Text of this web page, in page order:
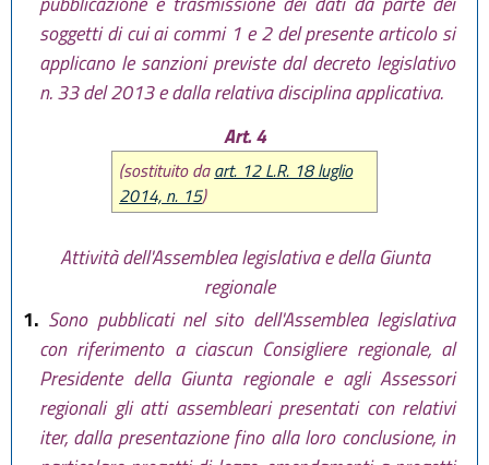
soggetti di cui ai commi 1 e 2 del presente articolo si
applicano le sanzioni previste dal decreto legislativo
n. 33 del 2013 e dalla relativa disciplina applicativa.
Art. 4
(sostituito daart. 12 L.R. 18 luglio
2014, n. 15)
Attività dell'Assemblea legislativa e della Giunta
regionale
1. Sono pubblicati nel sito dell'Assemblea legislativa
con riferimento a ciascun Consigliere regionale, al
Presidente della Giunta regionale e agli Assessori
regionali gli atti assembleari presentati con relativi
iter, dalla presentazione fino alla loro conclusione, in